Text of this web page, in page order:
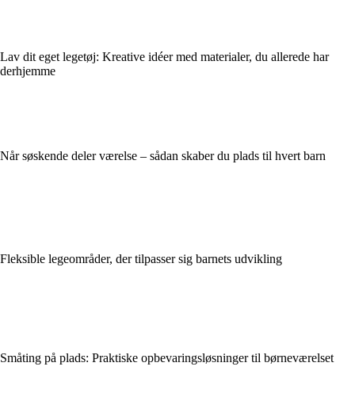
Lav dit eget legetøj: Kreative idéer med materialer, du allerede har
derhjemme
Når søskende deler værelse – sådan skaber du plads til hvert barn
Fleksible legeområder, der tilpasser sig barnets udvikling
Småting på plads: Praktiske opbevaringsløsninger til børneværelset